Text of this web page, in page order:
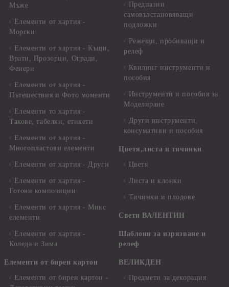
Мъже
Елементи от хартия -
Морски
Елементи от хартия - Къщи,
Врати, Прозорци, Огради,
Фенери
Елементи от хартия -
Пътешествия и Фото моменти
Елементи то хартия -
Такове, табелки, етикети
Елементи от хартия -
Многопластови елементи
Елементи от хартия - Други
Елементи от хартия -
Готови композиции
Елементи от хартия - Микс
елементи
Елементи от хартия -
Коледа и Зима
Елементи от бирен картон
Елементи от бирен картон -
Предпазни
самовъзстановяващи
подложки
Режещи, пробиващи и
релеф
Квилинг инструменти и
пособия
Инструменти и пособия за
Моделиране
Други инструменти,
консумативи и пособия
Цветя,листа и тичинки
Цветя
Листа и клонки
Тичинки и плодове
Свети ВАЛЕНТИН
Шаблони за изрязване и
релеф
ВЕЛИКДЕН
Предмети за декорация